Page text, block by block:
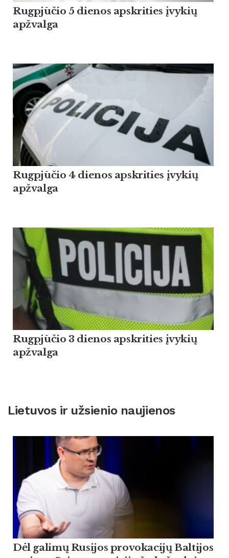
Rugpjūčio 5 dienos apskrities įvykių
apžvalga
Rugpjūčio 4 dienos apskrities įvykių
apžvalga
Rugpjūčio 3 dienos apskrities įvykių
apžvalga
Lietuvos ir užsienio naujienos
Dėl galimų Rusijos provokacijų Baltijos